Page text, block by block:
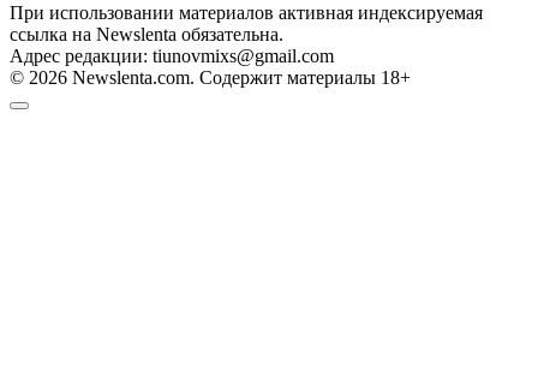
При использовании материалов активная индексируемая
ссылка на Newslenta обязательна.
Адрес редакции: tiunovmixs@gmail.com
© 2026 Newslenta.com. Содержит материалы 18+